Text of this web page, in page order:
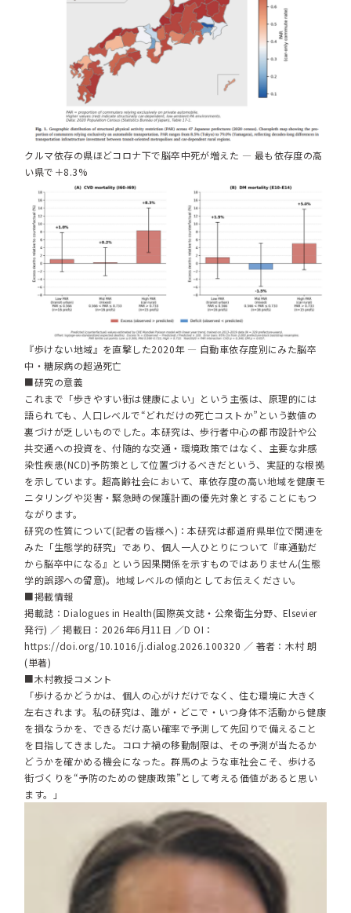
クルマ依存の県ほどコロナ下で脳卒中死が増えた ― 最も依存度の高
い県で＋8.3%
『歩けない地域』を直撃した2020年 ― 自動車依存度別にみた脳卒
中・糖尿病の超過死亡
■研究の意義
これまで「歩きやすい街は健康によい」という主張は、原理的には
語られても、人口レベルで“どれだけの死亡コストか”という数値の
裏づけが乏しいものでした。本研究は、歩行者中心の都市設計や公
共交通への投資を、付随的な交通・環境政策ではなく、主要な非感
染性疾患(NCD)予防策として位置づけるべきだという、実証的な根拠
を示しています。超高齢社会において、車依存度の高い地域を健康モ
ニタリングや災害・緊急時の保護計画の優先対象とすることにもつ
ながります。
研究の性質について(記者の皆様へ)：本研究は都道府県単位で関連を
みた「生態学的研究」であり、個人一人ひとりについて『車通勤だ
から脳卒中になる』という因果関係を示すものではありません(生態
学的誤謬への留意)。地域レベルの傾向としてお伝えください。
■掲載情報
掲載誌：Dialogues in Health(国際英文誌・公衆衛生分野、Elsevier
発行) ／ 掲載日：2026年6月11日 ／D OI：
https://doi.org/10.1016/j.dialog.2026.100320 ／ 著者：木村 朗
(単著)
■木村教授コメント
「歩けるかどうかは、個人の心がけだけでなく、住む環境に大きく
左右されます。私の研究は、誰が・どこで・いつ身体不活動から健康
を損なうかを、できるだけ高い確率で予測して先回りで備えること
を目指してきました。コロナ禍の移動制限は、その予測が当たるか
どうかを確かめる機会になった。群馬のような車社会こそ、歩ける
街づくりを“予防のための健康政策”として考える価値があると思い
ます。」